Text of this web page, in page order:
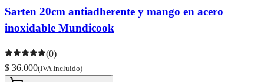
Sarten 20cm antiadherente y mango en acero
inoxidable Mundicook
(0)
$ 36.000(IVA Incluido)